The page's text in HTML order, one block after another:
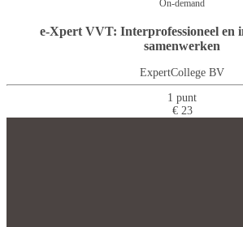
On-demand
e-Xpert VVT: Interprofessioneel en
samenwerken
ExpertCollege BV
1 punt
€ 23